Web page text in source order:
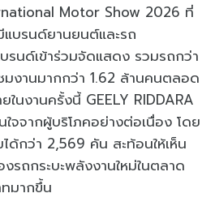
Motor Show 2026 ที่
บรนด์ยานยนต์และรถ
นด์เข้าร่วมจัดแสดง รวมรถกว่า
มงานมากกว่า 1.62 ล้านคนตลอด
ในงานครั้งนี้ GEELY RIDDARA
จจากผู้บริโภคอย่างต่อเนื่อง โดย
ด้กว่า 2,569 คัน สะท้อนให้เห็น
รถกระบะพลังงานใหม่ในตลาด
ทมากขึ้น